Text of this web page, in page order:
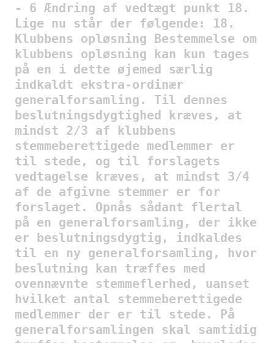
- 6 Ændring af vedtægt punkt 18.
Lige nu står der følgende: 18.
Klubbens opløsning Bestemmelse om
klubbens opløsning kan kun tages
på en i dette øjemed særlig
indkaldt ekstra-ordinær
generalforsamling. Til dennes
beslutningsdygtighed kræves, at
mindst 2/3 af klubbens
stemmeberettigede medlemmer er
til stede, og til forslagets
vedtagelse kræves, at mindst 3/4
af de afgivne stemmer er for
forslaget. Opnås sådant flertal
på en generalforsamling, der ikke
er beslutningsdygtig, indkaldes
til en ny generalforsamling, hvor
beslutning kan træffes med
ovennævnte stemmeflerhed, uanset
hvilket antal stemmeberettigede
medlemmer der er til stede. På
generalforsamlingen skal samtidig